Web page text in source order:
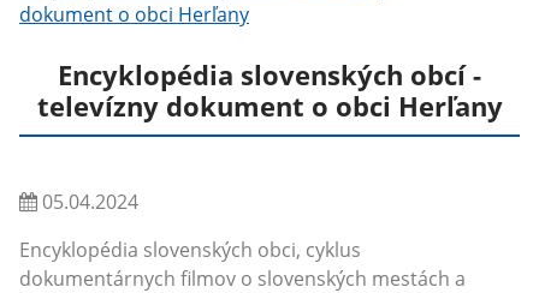
dokument o obci Herľany
Encyklopédia slovenských obcí -
televízny dokument o obci Herľany
05.04.2024
Encyklopédia slovenských obci, cyklus
dokumentárnych filmov o slovenských mestách a